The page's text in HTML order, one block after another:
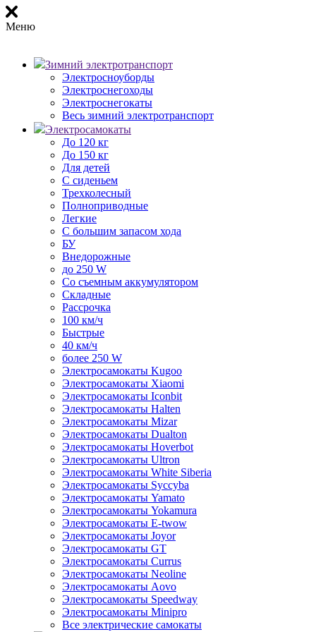
Меню
Зимний электротранспорт
Электросноуборды
Электроснегоходы
Электроснегокаты
Весь зимний электротранспорт
Электросамокаты
До 120 кг
До 150 кг
Для детей
С сиденьем
Трехколесный
Полноприводные
Легкие
С большим запасом хода
БУ
Внедорожные
до 250 W
Со съемным аккумулятором
Складные
Рассрочка
100 км/ч
Быстрые
40 км/ч
более 250 W
Электросамокаты Kugoo
Электросамокаты Xiaomi
Электросамокаты Iconbit
Электросамокаты Halten
Электросамокаты Mizar
Электросамокаты Dualton
Электросамокаты Hoverbot
Электросамокаты Ultron
Электросамокаты White Siberia
Электросамокаты Syccyba
Электросамокаты Yamato
Электросамокаты Yokamura
Электросамокаты E-twow
Электросамокаты Joyor
Электросамокаты GT
Электросамокаты Currus
Электросамокаты Neoline
Электросамокаты Aovo
Электросамокаты Speedway
Электросамокаты Minipro
Все электрические самокаты